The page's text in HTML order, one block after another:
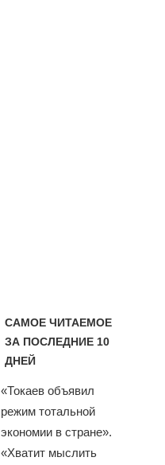
САМОЕ ЧИТАЕМОЕ
ЗА ПОСЛЕДНИЕ 10
ДНЕЙ
«Токаев объявил
режим тотальной
экономии в стране».
«Хватит мыслить